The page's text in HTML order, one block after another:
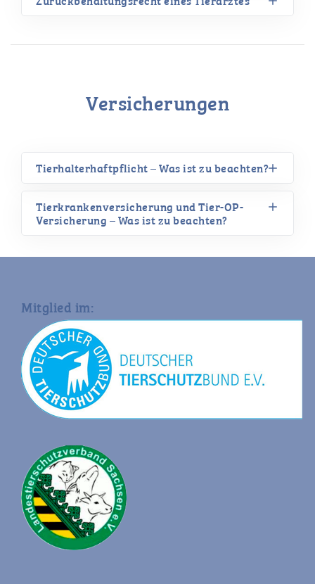
Versicherungen
Tierhalterhaftpflicht – Was ist zu beachten?
Tierkrankenversicherung und Tier-OP-
Versicherung – Was ist zu beachten?
Mitglied im: